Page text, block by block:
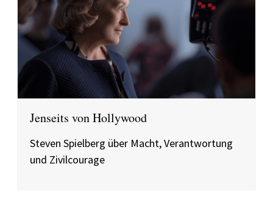
Jenseits von Hollywood
Steven Spielberg über Macht, Verantwortung
und Zivilcourage